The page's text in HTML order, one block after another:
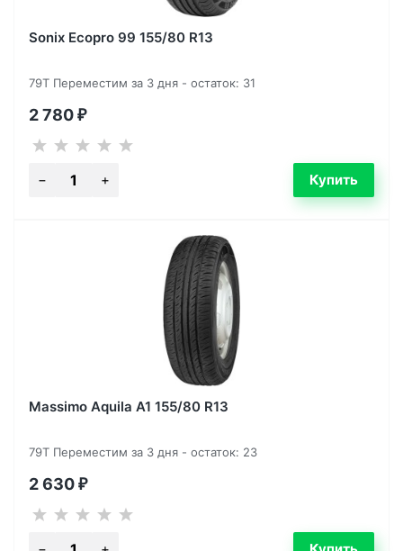
Sonix Ecopro 99 155/80 R13
79T Переместим за 3 дня - остаток: 31
2 780 ₽
Massimo Aquila A1 155/80 R13
79T Переместим за 3 дня - остаток: 23
2 630 ₽